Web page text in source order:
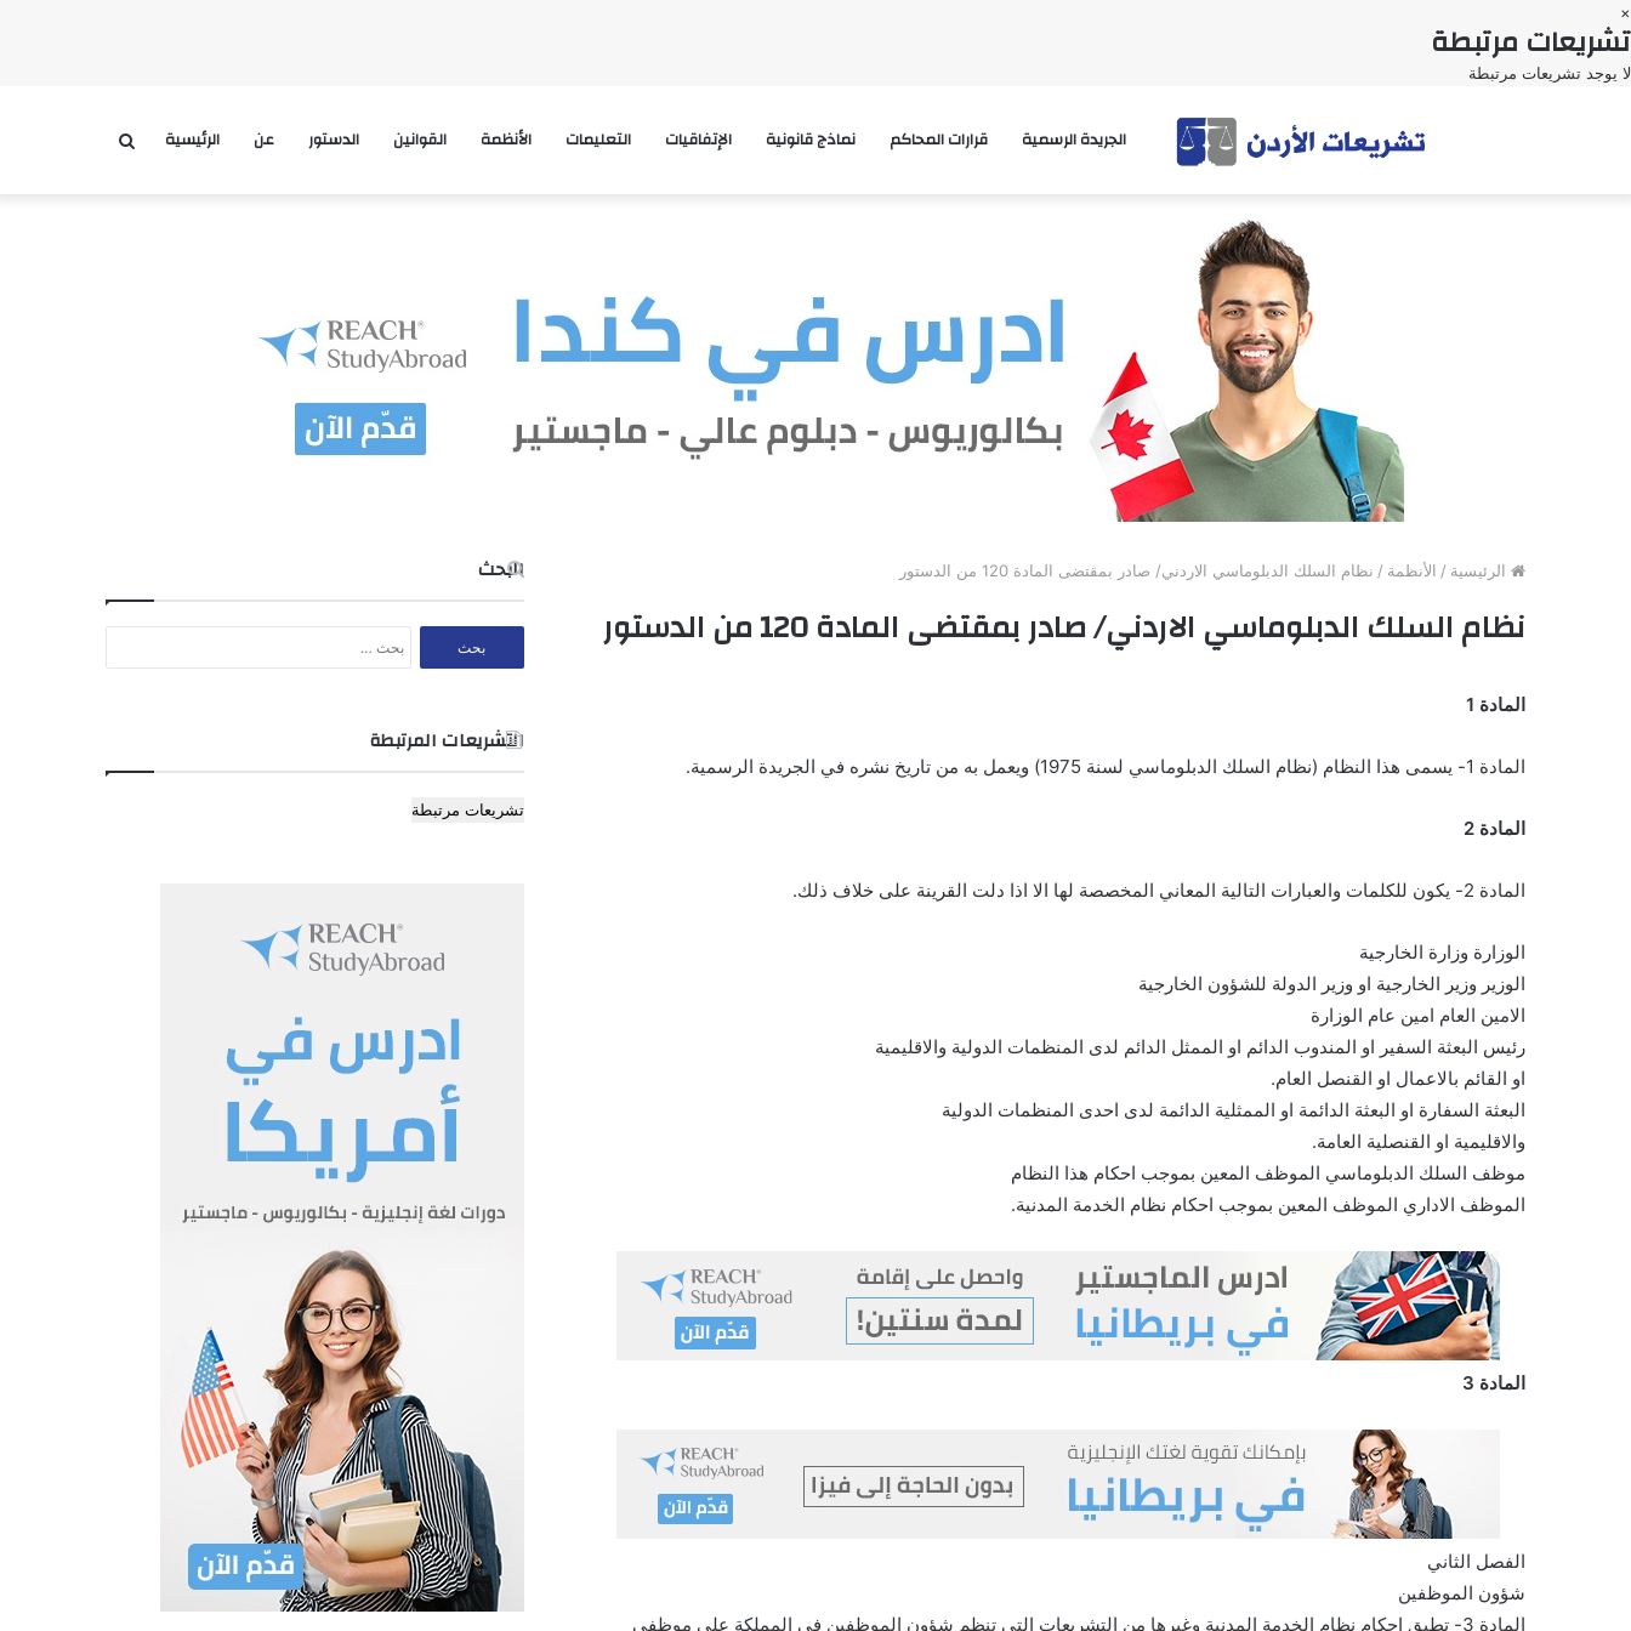
×
تشريعات مرتبطة
لا يوجد تشريعات مرتبطة
الرئيسية عن الدستور القوانين الأنظمة التعليمات الإتفاقيات نماذج قانونية قرارات المحاكم الجريدة الرسمية بحث
الرئيسية / الأنظمة / نظام السلك الدبلوماسي الاردني/ صادر بمقتضى المادة 120 من الدستور
نظام السلك الدبلوماسي الاردني/ صادر بمقتضى المادة 120 من الدستور
المادة 1
المادة 1- يسمى هذا النظام (نظام السلك الدبلوماسي لسنة 1975) ويعمل به من تاريخ نشره في الجريدة الرسمية.
المادة 2
المادة 2- يكون للكلمات والعبارات التالية المعاني المخصصة لها الا اذا دلت القرينة على خلاف ذلك.
الوزارة وزارة الخارجية
الوزير وزير الخارجية او وزير الدولة للشؤون الخارجية
الامين العام امين عام الوزارة
رئيس البعثة السفير او المندوب الدائم او الممثل الدائم لدى المنظمات الدولية والاقليمية
او القائم بالاعمال او القنصل العام.
البعثة السفارة او البعثة الدائمة او الممثلية الدائمة لدى احدى المنظمات الدولية
والاقليمية او القنصلية العامة.
موظف السلك الدبلوماسي الموظف المعين بموجب احكام هذا النظام
الموظف الاداري الموظف المعين بموجب احكام نظام الخدمة المدنية.
المادة 3
الفصل الثاني
شؤون الموظفين
المادة 3- تطبق احكام نظام الخدمة المدنية وغيرها من التشريعات التي تنظم شؤون الموظفين في المملكة على موظفي
البحث
التشريعات المرتبطة
تشريعات مرتبطة